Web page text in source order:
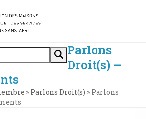
| | ESPACE MEMBRE
Parlons
Droit(s) –
» Parlons Droit(s) » Parlons